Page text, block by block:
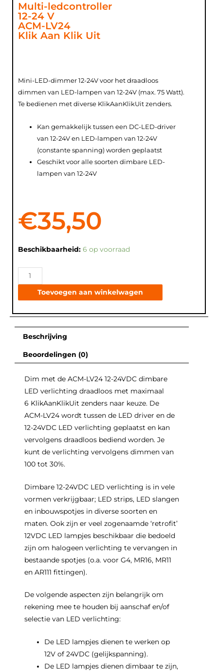
Multi-ledcontroller
12-24 V
ACM-LV24
Klik Aan Klik Uit
Mini-LED-dimmer 12-24V voor het draadloos
dimmen van LED-lampen van 12-24V (max. 75 Watt).
Te bedienen met diverse KlikAanKlikUit zenders.
Kan gemakkelijk tussen een DC-LED-driver
van 12-24V en LED-lampen van 12-24V
(constante spanning) worden geplaatst
Geschikt voor alle soorten dimbare LED-
lampen van 12-24V
€35,50
Beschikbaarheid: 6 op voorraad
Toevoegen aan winkelwagen
Beschrijving
Beoordelingen (0)
Dim met de ACM-LV24 12-24VDC dimbare
LED verlichting draadloos met maximaal
6 KlikAanKlikUit zenders naar keuze. De
ACM-LV24 wordt tussen de LED driver en de
12-24VDC LED verlichting geplaatst en kan
vervolgens draadloos bediend worden. Je
kunt de verlichting vervolgens dimmen van
100 tot 30%.
Dimbare 12-24VDC LED verlichting is in vele
vormen verkrijgbaar; LED strips, LED slangen
en inbouwspotjes in diverse soorten en
maten. Ook zijn er veel zogenaamde ‘retrofit’
12VDC LED lampjes beschikbaar die bedoeld
zijn om halogeen verlichting te vervangen in
bestaande spotjes (o.a. voor G4, MR16, MR11
en AR111 fittingen).
De volgende aspecten zijn belangrijk om
rekening mee te houden bij aanschaf en/of
selectie van LED verlichting:
De LED lampjes dienen te werken op
12V of 24VDC (gelijkspanning).
De LED lampjes dienen dimbaar te zijn,